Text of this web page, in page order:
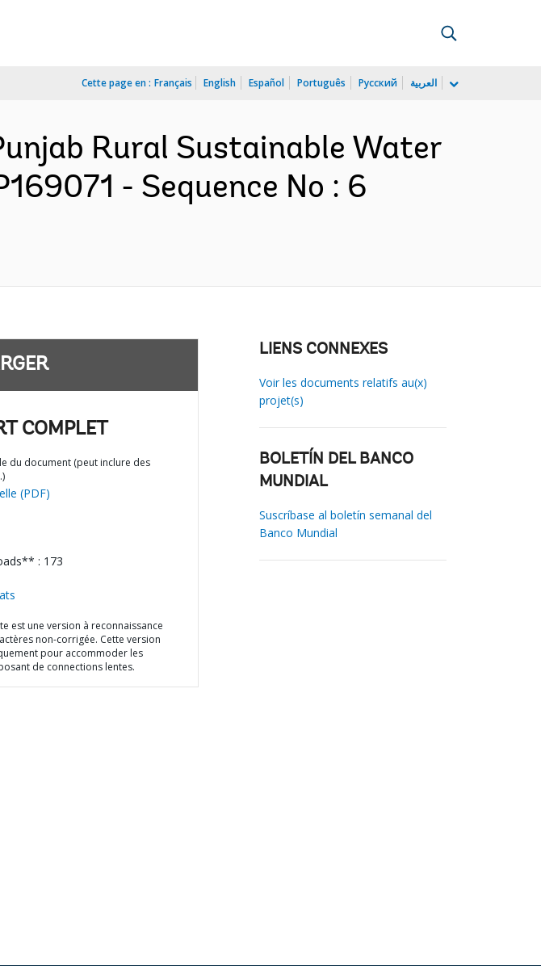
Cette page en : Français English Español Português Русский العربية
Rural Sustainable Water
- Sequence No : 6
COMPLET
du document (peut inclure des
(PDF)
: 173
est une version à reconnaissance
non-corrigée. Cette version
pour accommoder les
de connections lentes.
LIENS CONNEXES
Voir les documents relatifs au(x)
projet(s)
BOLETÍN DEL BANCO
MUNDIAL
Suscríbase al boletín semanal del
Banco Mundial